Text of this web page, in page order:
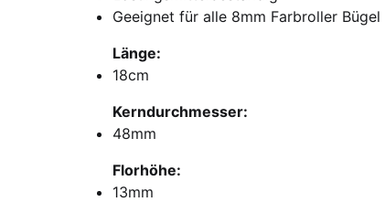
Geeignet für alle 8mm Farbroller Bügel
Länge:
18cm
Kerndurchmesser:
48mm
Florhöhe:
13mm